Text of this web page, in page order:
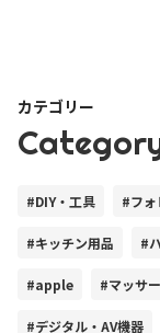
カテゴリー
#DIY・工具 #フォ
#キッチン用品 #
#apple #マッサ
#デジタル・AV機器